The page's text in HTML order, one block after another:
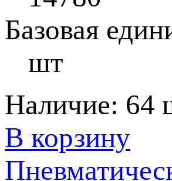
Базовая
шт
Наличие: 64
В корзину